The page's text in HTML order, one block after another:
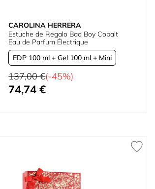
CAROLINA HERRERA
Estuche de Regalo Bad Boy Cobalt
Eau de Parfum Électrique
EDP 100 ml + Gel 100 ml + Mini
Precio habitual
137,00 €(-45%)
Tan bajo como
74,74 €